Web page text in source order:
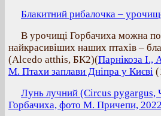
Блакитний рибалочка –
В урочищі Горбачиха можна
найкрасивіших наших птахів –
(Alcedo atthis, БК2)(Парнікоза І.,
М. Птахи заплави Дніпра у Києві
Лунь лучний (Circus
Горбачиха, фото М. Причепи,